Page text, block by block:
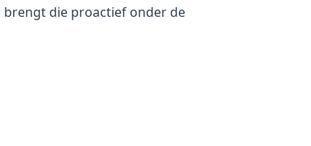
brengt die proactief onder de